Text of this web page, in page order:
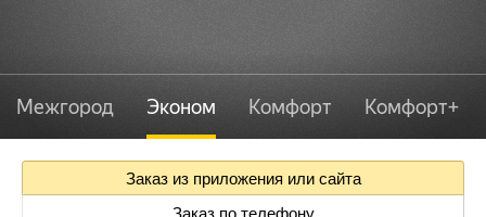
Межгород Эконом Комфорт Комфорт+
Заказ из приложения или сайта
Заказ по телефону